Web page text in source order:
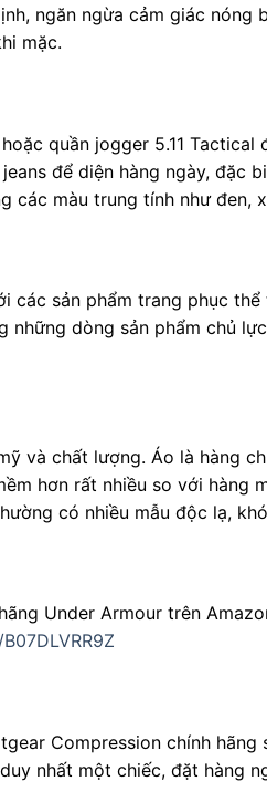
ngăn ngừa cảm giác nóng
mặc.
quần jogger 5.11
để diện hàng ngày, đặc
các màu trung tính như đen,
sản phẩm trang phục
dòng sản phẩm chủ
và chất lượng. Áo là hàng
hơn rất nhiều so với hàng
có nhiều mẫu độc lạ,
Under Armour trên
Compression chính hãng
nhất một chiếc, đặt hàng